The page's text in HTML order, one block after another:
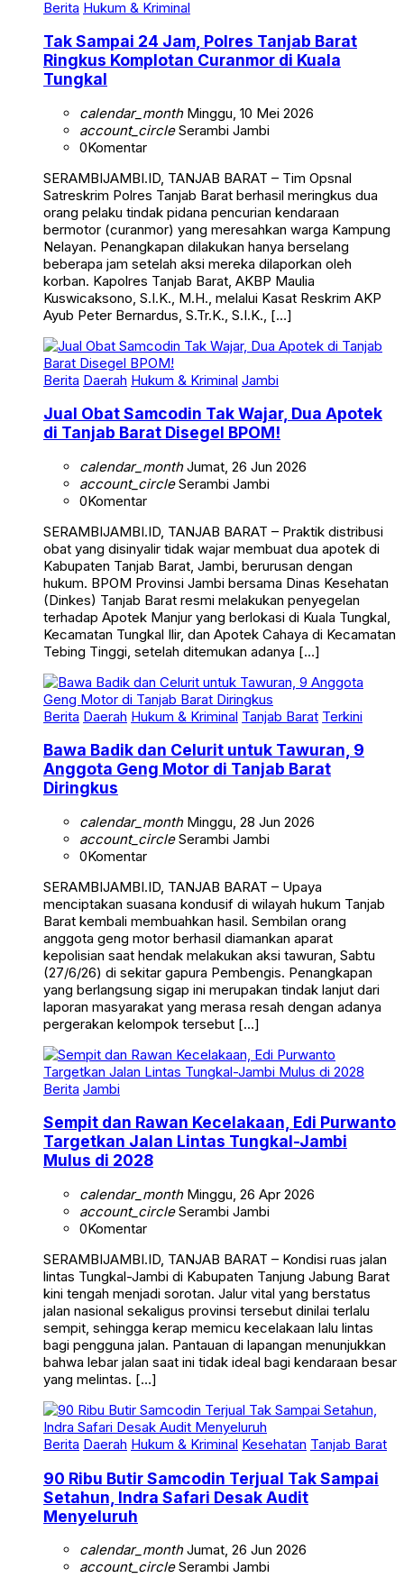
Ringkus Komplotan Curanmor di Kuala
Tungkal
account_circleSerambi Jambi
0Komentar
Satreskrim Polres Tanjab Barat berhasil meringkus dua
orang pelaku tindak pidana pencurian kendaraan
bermotor (curanmor) yang meresahkan warga Kampung
Nelayan. Penangkapan dilakukan hanya berselang
beberapa jam setelah aksi mereka dilaporkan oleh
korban. Kapolres Tanjab Barat, AKBP Maulia
Kuswicaksono, S.I.K., M.H., melalui Kasat Reskrim AKP
Ayub Peter Bernardus, S.Tr.K., S.I.K., […]
Berita Daerah Hukum & Kriminal
di Tanjab Barat Disegel BPOM!
account_circleSerambi Jambi
0Komentar
obat yang disinyalir tidak wajar membuat dua apotek di
Kabupaten Tanjab Barat, Jambi, berurusan dengan
hukum. BPOM Provinsi Jambi bersama Dinas Kesehatan
(Dinkes) Tanjab Barat resmi melakukan penyegelan
terhadap Apotek Manjur yang berlokasi di Kuala Tungkal,
Kecamatan Tungkal Ilir, dan Apotek Cahaya di Kecamatan
Tebing Tinggi, setelah ditemukan adanya […]
Berita Daerah Hukum & Kriminal Tanjab Barat
Anggota Geng Motor di Tanjab Barat
Diringkus
account_circleSerambi Jambi
0Komentar
menciptakan suasana kondusif di wilayah hukum Tanjab
Barat kembali membuahkan hasil. Sembilan orang
anggota geng motor berhasil diamankan aparat
kepolisian saat hendak melakukan aksi tawuran, Sabtu
(27/6/26) di sekitar gapura Pembengis. Penangkapan
yang berlangsung sigap ini merupakan tindak lanjut dari
laporan masyarakat yang merasa resah dengan adanya
pergerakan kelompok tersebut […]
Berita Jambi
Targetkan Jalan Lintas Tungkal-Jambi
Mulus di 2028
account_circleSerambi Jambi
0Komentar
lintas Tungkal-Jambi di Kabupaten Tanjung Jabung Barat
kini tengah menjadi sorotan. Jalur vital yang berstatus
jalan nasional sekaligus provinsi tersebut dinilai terlalu
sempit, sehingga kerap memicu kecelakaan lalu lintas
bagi pengguna jalan. Pantauan di lapangan menunjukkan
bahwa lebar jalan saat ini tidak ideal bagi kendaraan besar
yang melintas. […]
Berita Daerah Hukum & Kriminal Kesehatan
Setahun, Indra Safari Desak Audit
Menyeluruh
account_circleSerambi Jambi
0Komentar